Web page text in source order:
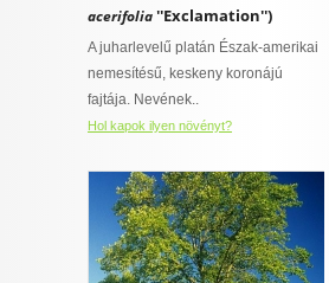
acerifolia''Exclamation'')
A juharlevelű platán Észak-amerikai
nemesítésű, keskeny koronájú
fajtája. Nevének..
Hol kapok ilyen növényt?